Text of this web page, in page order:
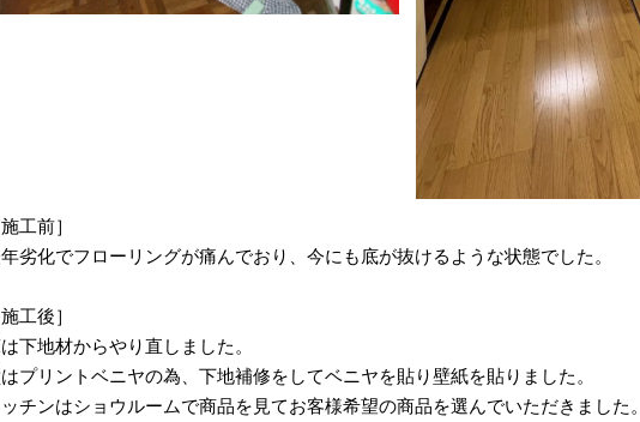
施工前］
劣化でフローリングが痛んでおり、今にも底が抜けるような状態でした。
施工後］
下地材からやり直しました。
プリントベニヤの為、下地補修をしてベニヤを貼り壁紙を貼りました。
チンはショウルームで商品を見てお客様希望の商品を選んでいただきました。